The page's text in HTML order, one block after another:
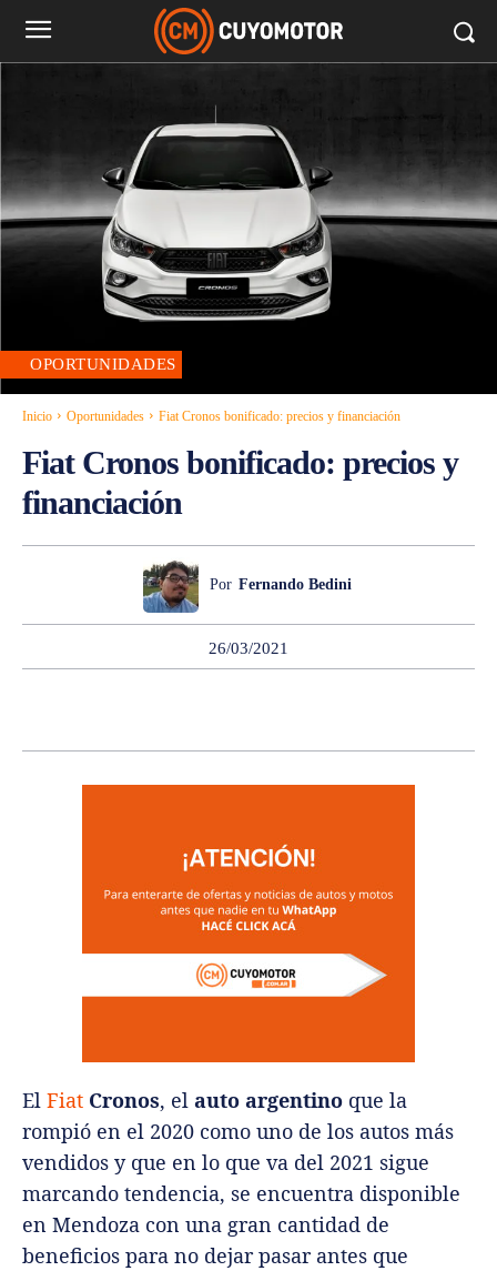
OPORTUNIDADES
Inicio Oportunidades Fiat Cronos bonificado: precios y financiación
Fiat Cronos bonificado: precios y
financiación
Por Fernando Bedini
26/03/2021
El Fiat Cronos, el auto argentino que la
rompió en el 2020 como uno de los autos más
vendidos y que en lo que va del 2021 sigue
marcando tendencia, se encuentra disponible
en Mendoza con una gran cantidad de
beneficios para no dejar pasar antes que